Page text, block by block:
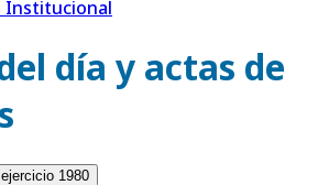
día y actas de
1980